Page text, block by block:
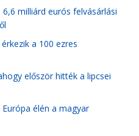
milliárd eurós felvásárlási
a 100 ezres
először hitték a lipcsei
élén a magyar